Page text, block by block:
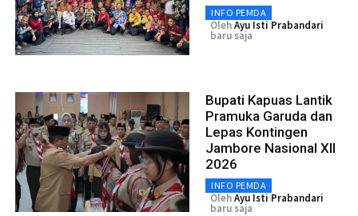
INFO PEMDA
OlehAyu Isti Prabandari
baru saja
Bupati Kapuas Lantik
Pramuka Garuda dan
Lepas Kontingen
Jambore Nasional XII
2026
INFO PEMDA
OlehAyu Isti Prabandari
baru saja